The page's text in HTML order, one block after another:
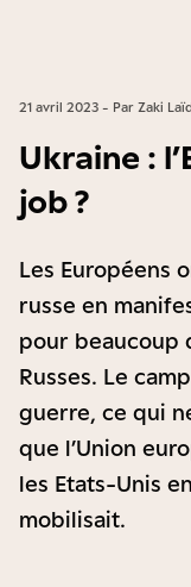
21 avril 2023 - Par Zaki
Ukraine :
job ?
Les Européens
russe en
pour beaucoup
Russes. Le
guerre, ce qui
que l’Union
les Etats-Unis
mobilisait.